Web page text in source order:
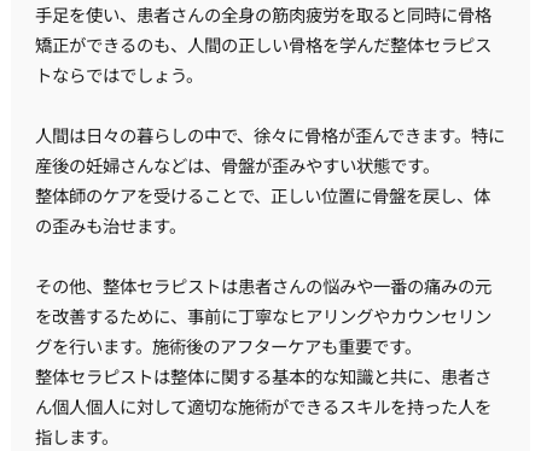
手足を使い、患者さんの全身の筋肉疲労を取ると同時に骨格
矯正ができるのも、人間の正しい骨格を学んだ整体セラピス
トならではでしょう。
人間は日々の暮らしの中で、徐々に骨格が歪んできます。特に
産後の妊婦さんなどは、骨盤が歪みやすい状態です。
整体師のケアを受けることで、正しい位置に骨盤を戻し、体
の歪みも治せます。
その他、整体セラピストは患者さんの悩みや一番の痛みの元
を改善するために、事前に丁寧なヒアリングやカウンセリン
グを行います。施術後のアフターケアも重要です。
整体セラピストは整体に関する基本的な知識と共に、患者さ
ん個人個人に対して適切な施術ができるスキルを持った人を
指します。